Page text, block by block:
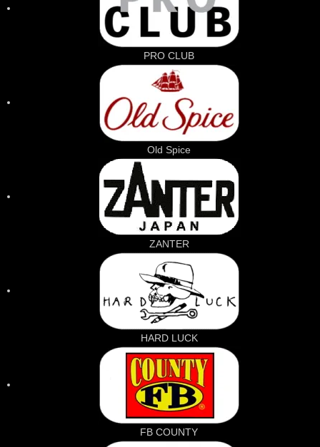
PRO CLUB
Old Spice
ZANTER
HARD LUCK
FB COUNTY